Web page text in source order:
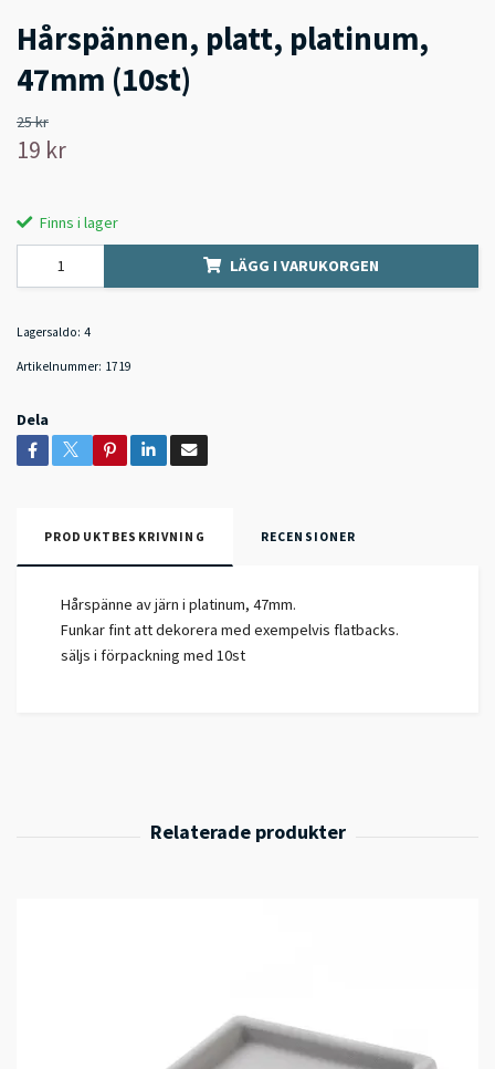
Hårspännen, platt, platinum,
47mm (10st)
25 kr
19 kr
Finns i lager
LÄGG I VARUKORGEN
Lagersaldo: 4
Artikelnummer: 1719
Dela
PRODUKTBESKRIVNING RECENSIONER
Hårspänne av järn i platinum, 47mm.
Funkar fint att dekorera med exempelvis flatbacks.
säljs i förpackning med 10st